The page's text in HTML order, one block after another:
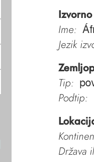
Ime:
Jezik
Tip:
Podtip:
Država